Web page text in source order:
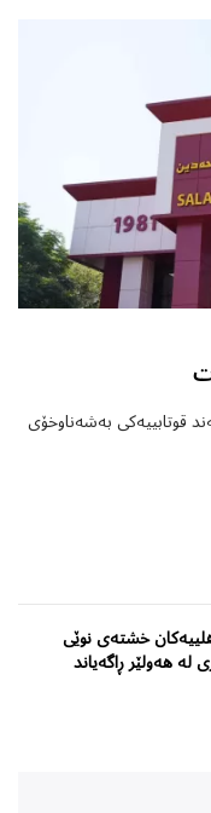
قوتابییەکی بەشەناوخۆی
خشتەی نوێی
لە هەولێر ڕاگەیاند